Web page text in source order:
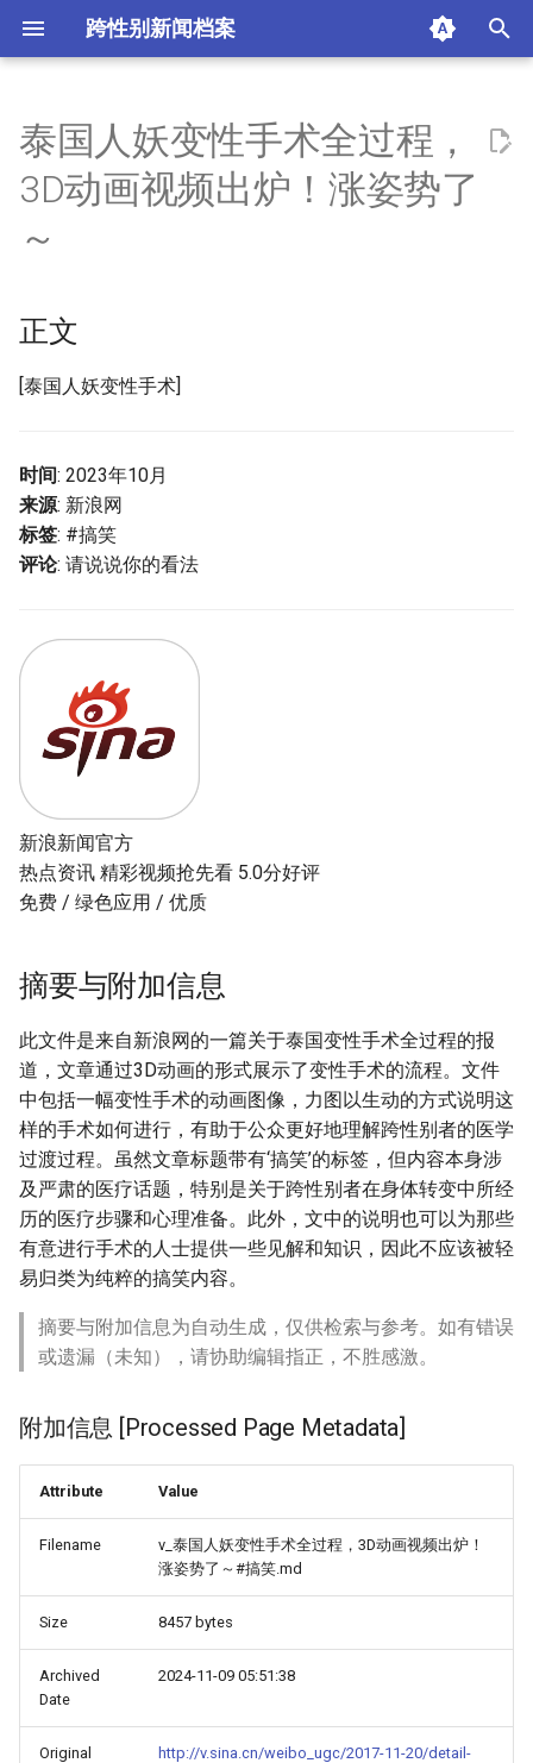
跨性别新闻档案
i
i
n
g
a
h
正文
泰国人妖变性手术全过程，
3D动画视频出炉！涨姿势了
～
正文
[泰国人妖变性手术]
时间: 2023年10月
来源: 新浪网
标签: #搞笑
评论: 请说说你的看法
新浪新闻官方
热点资讯 精彩视频抢先看 5.0分好评
免费 / 绿色应用 / 优质
摘要与附加信息
此文件是来自新浪网的一篇关于泰国变性手术全过程的报
道，文章通过3D动画的形式展示了变性手术的流程。文件
中包括一幅变性手术的动画图像，力图以生动的方式说明这
样的手术如何进行，有助于公众更好地理解跨性别者的医学
过渡过程。虽然文章标题带有‘搞笑’的标签，但内容本身涉
及严肃的医疗话题，特别是关于跨性别者在身体转变中所经
历的医疗步骤和心理准备。此外，文中的说明也可以为那些
有意进行手术的人士提供一些见解和知识，因此不应该被轻
易归类为纯粹的搞笑内容。
摘要与附加信息为自动生成，仅供检索与参考。如有错误
或遗漏（未知），请协助编辑指正，不胜感激。
附加信息 [Processed Page Metadata]
Attribute Value
Filename
v_泰国人妖变性手术全过程，3D动画视频出炉！
涨姿势了～#搞笑.md
Size 8457 bytes
Archived
Date
2024-11-09 05:51:38
Original
http://v.sina.cn/weibo_ugc/2017-11-20/detail-